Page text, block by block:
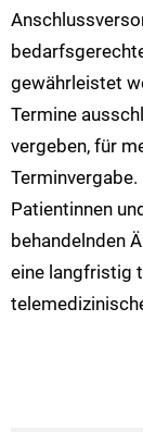
gewährleistet
Termine
vergeben, für
Patientinnen
behandelnden
eine langfristig